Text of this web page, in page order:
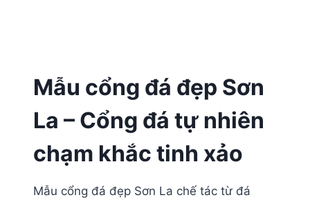
Mẫu cổng đá đẹp Sơn
La – Cổng đá tự nhiên
chạm khắc tinh xảo
Mẫu cổng đá đẹp Sơn La chế tác từ đá